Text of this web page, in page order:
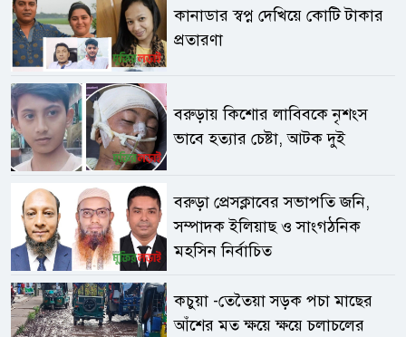
কানাডার স্বপ্ন দেখিয়ে কোটি টাকার
প্রতারণা
বরুড়ায় কিশোর লাবিবকে নৃশংস
ভাবে হত্যার চেষ্টা, আটক দুই
বরুড়া প্রেসক্লাবের সভাপতি জনি,
সম্পাদক ইলিয়াছ ও সাংগঠনিক
মহসিন নির্বাচিত
কচুয়া -তেতৈয়া সড়ক পচা মাছের
আঁশের মত ক্ষয়ে ক্ষয়ে চলাচলের